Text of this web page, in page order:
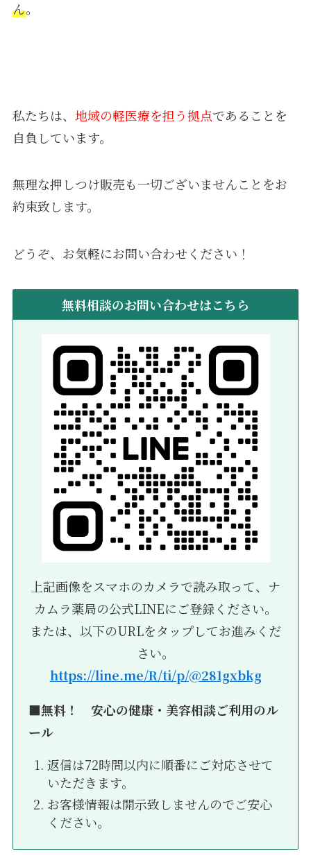
ん。
私たちは、 地域の軽医療を担う拠点であることを
自負しています。
無理な押しつけ販売も一切ございませんことをお
約束致します。
どうぞ、お気軽にお問い合わせください！
無料相談のお問い合わせはこちら
上記画像をスマホのカメラで読み取って、ナ
カムラ薬局の公式LINEにご登録ください。
または、以下のURLをタップしてお進みくだ
さい。
https://line.me/R/ti/p/@281gxbkg
■無料！ 安心の健康・美容相談ご利用のル
ール
返信は72時間以内に順番にご対応させて
いただきます。
お客様情報は開示致しませんのでご安心
ください。